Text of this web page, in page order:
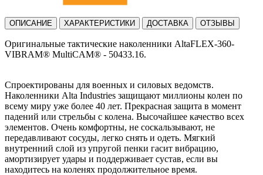
ОПИСАНИЕ ХАРАКТЕРИСТИКИ ДОСТАВКА ОТЗЫВЫ
Оригинальные тактические наколенники AltaFLEX-360-
VIBRAM® MultiCAM® - 50433.16.
Спроектированы для военных и силовых ведомств.
Наколенники Alta Industries защищают миллионы колен по
всему миру уже более 40 лет. Прекрасная защита в момент
падений или стрельбы с колена. Высочайшее качество всех
элементов. Очень комфортны, не соскальзывают, не
передавливают сосуды, легко снять и одеть. Мягкий
внутренний слой из упругой пенки гасит вибрацию,
амортизирует удары и поддерживает сустав, если вы
находитесь на коленях продолжительное время.